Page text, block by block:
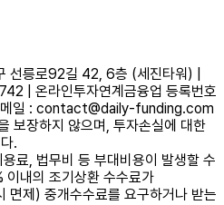
선릉로92길 42, 6층 (세진타워) |
| 온라인투자연계금융업 등록번호
일 : contact@daily-funding.com
보장하지 않으며, 투자손실에 대한
.
료, 법무비 등 부대비용이 발생할 수
이내의 조기상환 수수료가
면제) 중개수수료를 요구하거나 받는